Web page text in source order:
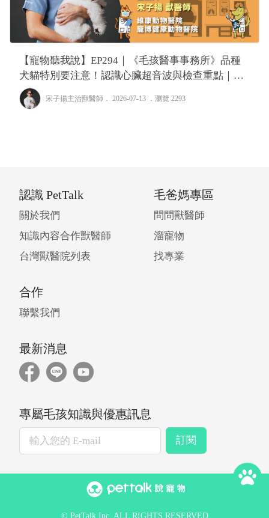
【寵物聽我說】EP294｜《毛孩醫事事務所》品種
犬貓特別要注意！認識心臟超音波與檢查重點｜專
業獸醫—宋子揚
宋子揚主治獸醫師 ． 2026-07-13 ． 瀏覽 2293
認識 PetTalk
關於我們
知識內容合作獸醫師
台灣獸醫院列表
毛爸媽專區
問問獸醫師
溜寵物
找專業
合作
聯繫我們
最新消息
專屬毛孩知識與優惠訊息
訂閱
© PetTalk Inc. ALL RIGHTS RESERVED.